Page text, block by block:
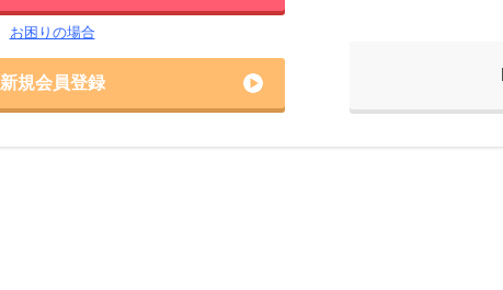
お困りの場合
新規会員登録